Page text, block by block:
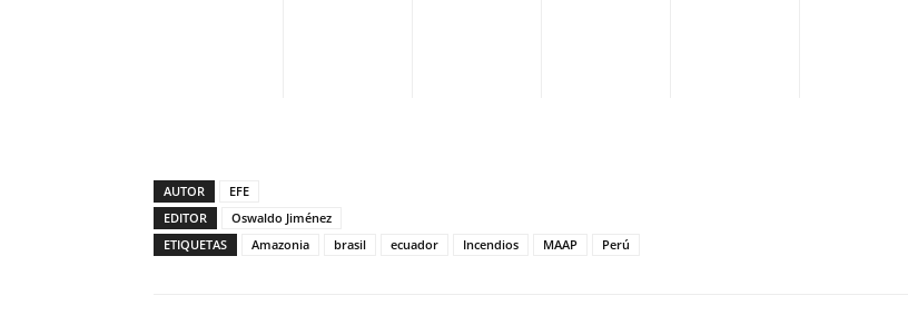
AUTOR
EFE
EDITOR
Oswaldo Jiménez
ETIQUETAS
Amazonia brasil ecuador Incendios MAAP Perú